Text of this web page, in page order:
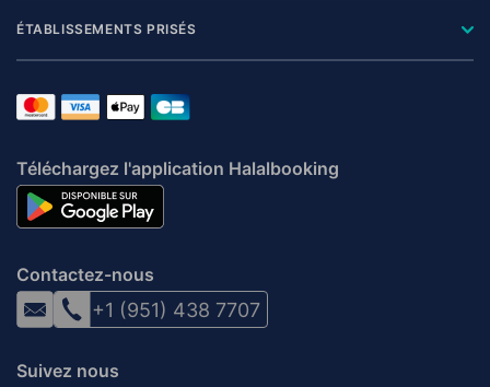
ÉTABLISSEMENTS PRISÉS
Téléchargez l'application Halalbooking
Contactez-nous
+1 (951) 438 7707
Suivez nous